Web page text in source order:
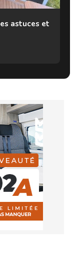
astuces et